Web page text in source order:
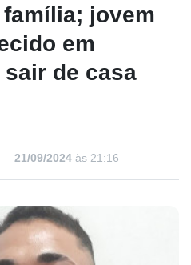
jovem
em
de casa
21/09/2024 às 21:16